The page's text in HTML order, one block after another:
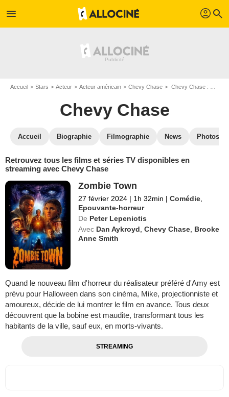
menu profil search
Accueil Stars Acteur Acteur américain Chevy Chase Chevy Chase : Films et séries online
Chevy Chase
Accueil Biographie Filmographie News Photos
Retrouvez tous les films et séries TV disponibles en
streaming avec Chevy Chase
Zombie Town
27 février 2024 | 1h 32min | Comédie
Epouvante-horreur
De Peter Lepeniotis
Avec Dan Aykroyd ,Chevy Chase Brooke
Anne Smith
Quand le nouveau film d'horreur du réalisateur préféré d'Amy est
prévu pour Halloween dans son cinéma, Mike, projectionniste et
amoureux, décide de lui montrer le film en avance. Tous deux
découvrent que la bobine est maudite, transformant tous les
habitants de la ville, sauf eux, en morts-vivants.
STREAMING